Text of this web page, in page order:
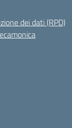
dei dati (RPD)